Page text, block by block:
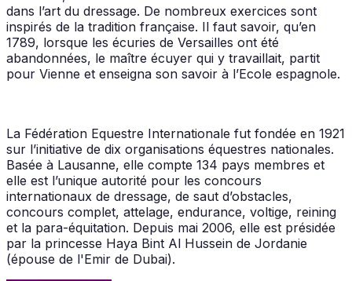
dans l’art du dressage. De nombreux exercices sont
inspirés de la tradition française. Il faut savoir, qu’en
1789, lorsque les écuries de Versailles ont été
abandonnées, le maître écuyer qui y travaillait, partit
pour Vienne et enseigna son savoir à l’Ecole espagnole.
La Fédération Equestre Internationale fut fondée en 1921
sur l’initiative de dix organisations équestres nationales.
Basée à Lausanne, elle compte 134 pays membres et
elle est l’unique autorité pour les concours
internationaux de dressage, de saut d’obstacles,
concours complet, attelage, endurance, voltige, reining
et la para-équitation. Depuis mai 2006, elle est présidée
par la princesse Haya Bint Al Hussein de Jordanie
(épouse de l'Emir de Dubai).